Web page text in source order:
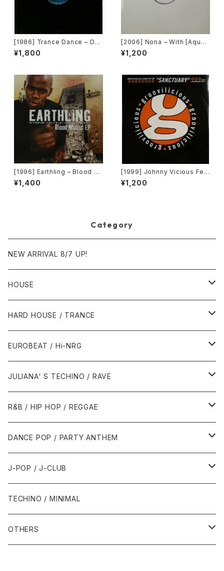
[1986] Trance Dance – Do
The Dance [Epic]
¥1,800
[2006] Nona – With [Aqua]
[PROMO]
¥1,200
[1996] Earthling – Blood M
usic EP [Cooltempo]
¥1,400
[1999] Johnny Vicious Fea
t. Dangerous Dave – Sanct
uary [Groovilicious]
¥1,200
Category
NEW ARRIVAL 8/7 UP!
HOUSE
1980年代
1987年・以前
1988年
1990年代
1990年
1991年
1995年
1996年
2000年代
2000年
2001年
2005年
2010年代
2010年
2011年
HARD HOUSE / TRANCE
1990年代
1994年・以前
1995年
1999年
2000年代
2000年
2001年
2005年
EUROBEAT / Hi-NRG
1980年代
1986年・以前
1987年
1990年代
1990年
1991年
2000年代
JULIANA' S TECHINO / RAVE
1990年代
1990年
1991年
2000年代
2000年
2001年
R&B / HIP HOP / REGGAE
1980年代
1985年・以前
1986年
1990年代
1990年
1991年
2000年代
2000年
DANCE POP / PARTY ANTHEM
1980年代
1988年・以前
1989年
1990年代
1990年
2000年代
J-POP / J-CLUB
1980年代
1990年代
TECHINO / MINIMAL
OTHERS